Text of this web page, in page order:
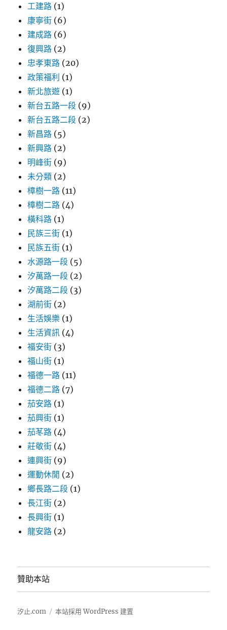
工建路 (1)
康寧街 (6)
建成路 (6)
復興路 (2)
忠孝東路 (20)
政策福利 (1)
新北旅遊 (1)
新台五路一段 (9)
新台五路二段 (2)
新昌路 (5)
新興路 (2)
明峰街 (9)
未分類 (2)
樟樹一路 (11)
樟樹二路 (4)
橫科路 (1)
民族三街 (1)
民族五街 (1)
水源路一段 (5)
汐萬路一段 (2)
汐萬路二段 (3)
湖前街 (2)
生活娛樂 (1)
生活資訊 (4)
福安街 (3)
福山街 (1)
福德一路 (11)
福德二路 (7)
茄安路 (1)
茄興街 (1)
茄苳路 (4)
莊敬街 (4)
連興街 (9)
運動休閒 (2)
鄉長路二段 (1)
長江街 (2)
長興街 (1)
龍安路 (2)
贊助本站
汐止.com 本站採用 WordPress 建置